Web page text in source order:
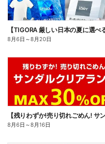
8月6日 ～8月20日
8月6日 ～8月16日